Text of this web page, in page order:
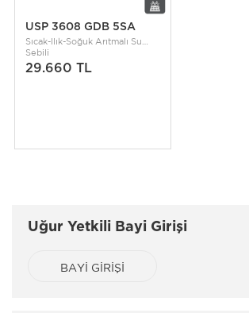
USP 3608 GDB 5SA
Sıcak-Ilık-Soğuk Arıtmalı Su
Sebili
29.660 TL
Uğur Yetkili Bayi Girişi
BAYİ GİRİŞİ